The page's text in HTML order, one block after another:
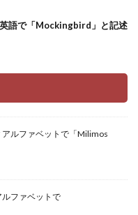
英語で「Mockingbird」と記述
アルファベットで「Milimos
ルファベットで